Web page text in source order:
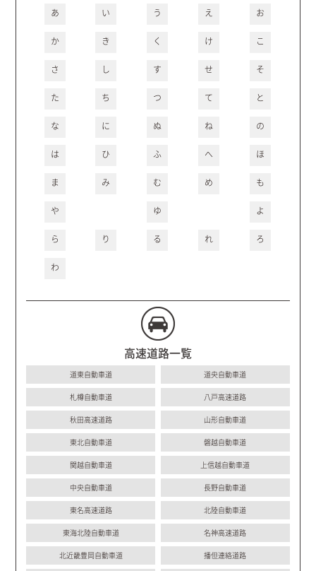
あ い う え お
か き く け こ
さ し す せ そ
た ち つ て と
な に ぬ ね の
は ひ ふ へ ほ
ま み む め も
や ゆ よ
ら り る れ ろ
わ
高速道路一覧
道東自動車道 道央自動車道
札樽自動車道 八戸高速道路
秋田高速道路 山形自動車道
東北自動車道 磐越自動車道
関越自動車道 上信越自動車道
中央自動車道 長野自動車道
東名高速道路 北陸自動車道
東海北陸自動車道 名神高速道路
北近畿豊岡自動車道 播但連絡道路